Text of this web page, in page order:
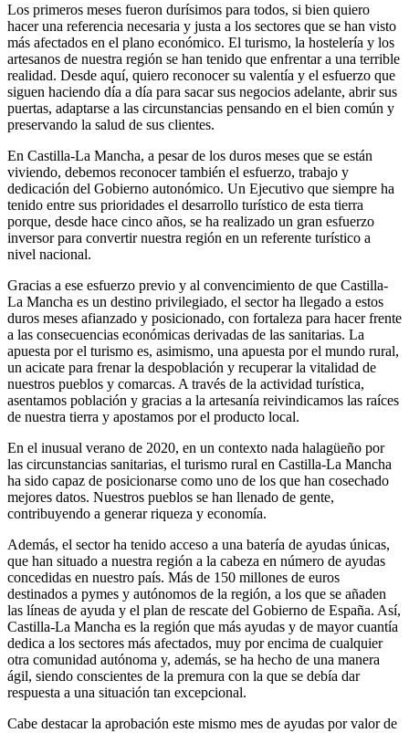
Los primeros meses fueron durísimos para todos, si bien quiero
hacer una referencia necesaria y justa a los sectores que se han visto
más afectados en el plano económico. El turismo, la hostelería y los
artesanos de nuestra región se han tenido que enfrentar a una terrible
realidad. Desde aquí, quiero reconocer su valentía y el esfuerzo que
siguen haciendo día a día para sacar sus negocios adelante, abrir sus
puertas, adaptarse a las circunstancias pensando en el bien común y
preservando la salud de sus clientes.
En Castilla-La Mancha, a pesar de los duros meses que se están
viviendo, debemos reconocer también el esfuerzo, trabajo y
dedicación del Gobierno autonómico. Un Ejecutivo que siempre ha
tenido entre sus prioridades el desarrollo turístico de esta tierra
porque, desde hace cinco años, se ha realizado un gran esfuerzo
inversor para convertir nuestra región en un referente turístico a
nivel nacional.
Gracias a ese esfuerzo previo y al convencimiento de que Castilla-
La Mancha es un destino privilegiado, el sector ha llegado a estos
duros meses afianzado y posicionado, con fortaleza para hacer frente
a las consecuencias económicas derivadas de las sanitarias. La
apuesta por el turismo es, asimismo, una apuesta por el mundo rural,
un acicate para frenar la despoblación y recuperar la vitalidad de
nuestros pueblos y comarcas. A través de la actividad turística,
asentamos población y gracias a la artesanía reivindicamos las raíces
de nuestra tierra y apostamos por el producto local.
En el inusual verano de 2020, en un contexto nada halagüeño por
las circunstancias sanitarias, el turismo rural en Castilla-La Mancha
ha sido capaz de posicionarse como uno de los que han cosechado
mejores datos. Nuestros pueblos se han llenado de gente,
contribuyendo a generar riqueza y economía.
Además, el sector ha tenido acceso a una batería de ayudas únicas,
que han situado a nuestra región a la cabeza en número de ayudas
concedidas en nuestro país. Más de 150 millones de euros
destinados a pymes y autónomos de la región, a los que se añaden
las líneas de ayuda y el plan de rescate del Gobierno de España. Así,
Castilla-La Mancha es la región que más ayudas y de mayor cuantía
dedica a los sectores más afectados, muy por encima de cualquier
otra comunidad autónoma y, además, se ha hecho de una manera
ágil, siendo conscientes de la premura con la que se debía dar
respuesta a una situación tan excepcional.
Cabe destacar la aprobación este mismo mes de ayudas por valor de